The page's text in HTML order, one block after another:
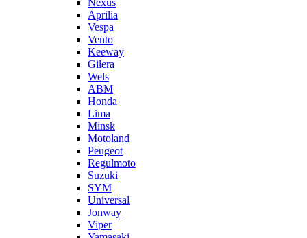
Nexus
Aprilia
Vespa
Vento
Keeway
Gilera
Wels
ABM
Honda
Lima
Minsk
Motoland
Peugeot
Regulmoto
Suzuki
SYM
Universal
Jonway
Viper